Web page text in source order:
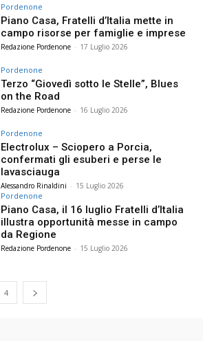
Pordenone
Piano Casa, Fratelli d’Italia mette in
campo risorse per famiglie e imprese
Redazione Pordenone - 17 Luglio 2026
Pordenone
Terzo “Giovedì sotto le Stelle”, Blues
on the Road
Redazione Pordenone - 16 Luglio 2026
Pordenone
Electrolux – Sciopero a Porcia,
confermati gli esuberi e perse le
lavasciauga
Alessandro Rinaldini - 15 Luglio 2026
Pordenone
Piano Casa, il 16 luglio Fratelli d’Italia
illustra opportunità messe in campo
da Regione
Redazione Pordenone - 15 Luglio 2026
4